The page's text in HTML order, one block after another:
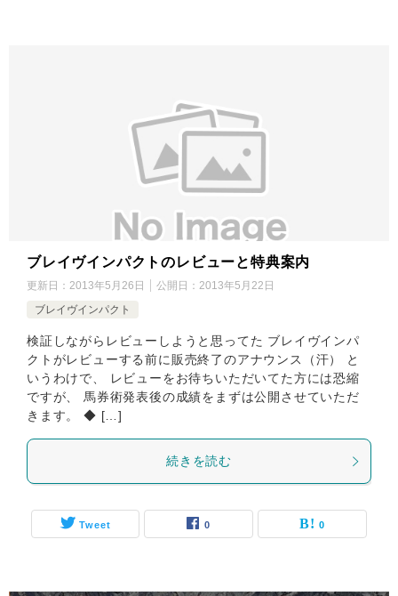
ブレイヴインパクトのレビューと特典案内
更新日： 2013年5月26日 公開日： 2013年5月22日
ブレイヴインパクト
検証しながらレビューしようと思ってた ブレイヴインパ
クトがレビューする前に販売終了のアナウンス（汗） と
いうわけで、 レビューをお待ちいただいてた方には恐縮
ですが、 馬券術発表後の成績をまずは公開させていただ
きます。 ◆ […]
続きを読む
Tweet 0 0